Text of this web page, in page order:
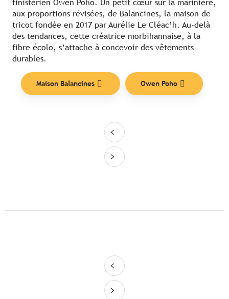
finistérien Owen Poho. Un petit cœur sur la marinière,
aux proportions révisées, de Balancines, la maison de
tricot fondée en 2017 par Aurélie Le Cléac’h. Au-delà
des tendances, cette créatrice morbihannaise, à la
fibre écolo, s’attache à concevoir des vêtements
durables.
Maison Balancines Owen Poho